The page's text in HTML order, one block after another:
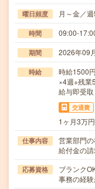
曜日頻度 月～金／
時間 09:00-
期間 2026年09
時給
時給1500
×4週+残業
給与即受
交通費
1ヶ月3万
仕事内容
営業部門
給付金の
応募資格
ブランク
事務の経